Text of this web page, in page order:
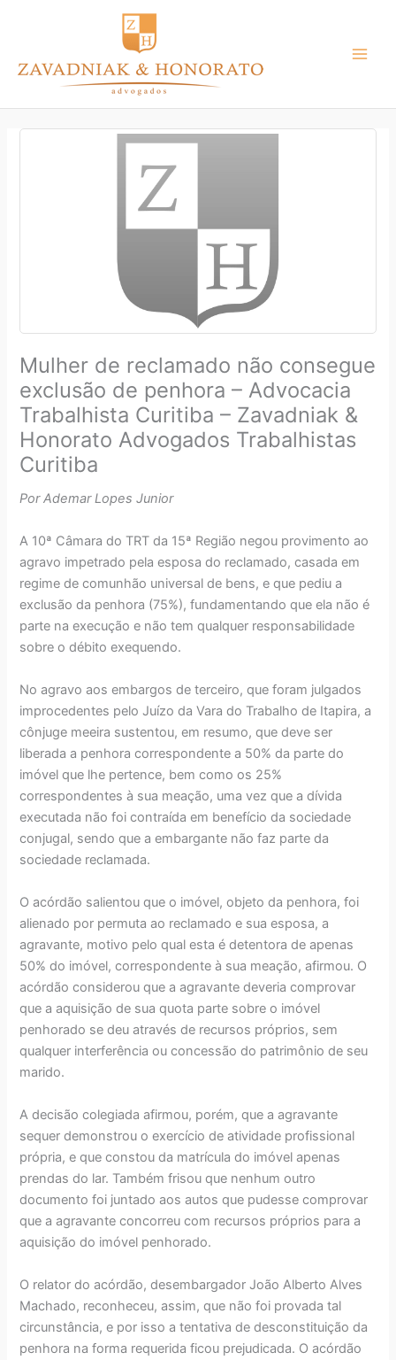
conteúdo
Mulher de reclamado não consegue
exclusão de penhora – Advocacia
Trabalhista Curitiba – Zavadniak &
Honorato Advogados Trabalhistas
Curitiba
Por Ademar Lopes Junior
A 10ª Câmara do TRT da 15ª Região negou provimento ao
agravo impetrado pela esposa do reclamado, casada em
regime de comunhão universal de bens, e que pediu a
exclusão da penhora (75%), fundamentando que ela não é
parte na execução e não tem qualquer responsabilidade
sobre o débito exequendo.
No agravo aos embargos de terceiro, que foram julgados
improcedentes pelo Juízo da Vara do Trabalho de Itapira, a
cônjuge meeira sustentou, em resumo, que deve ser
liberada a penhora correspondente a 50% da parte do
imóvel que lhe pertence, bem como os 25%
correspondentes à sua meação, uma vez que a dívida
executada não foi contraída em benefício da sociedade
conjugal, sendo que a embargante não faz parte da
sociedade reclamada.
O acórdão salientou que o imóvel, objeto da penhora, foi
alienado por permuta ao reclamado e sua esposa, a
agravante, motivo pelo qual esta é detentora de apenas
50% do imóvel, correspondente à sua meação, afirmou. O
acórdão considerou que a agravante deveria comprovar
que a aquisição de sua quota parte sobre o imóvel
penhorado se deu através de recursos próprios, sem
qualquer interferência ou concessão do patrimônio de seu
marido.
A decisão colegiada afirmou, porém, que a agravante
sequer demonstrou o exercício de atividade profissional
própria, e que constou da matrícula do imóvel apenas
prendas do lar. Também frisou que nenhum outro
documento foi juntado aos autos que pudesse comprovar
que a agravante concorreu com recursos próprios para a
aquisição do imóvel penhorado.
O relator do acórdão, desembargador João Alberto Alves
Machado, reconheceu, assim, que não foi provada tal
circunstância, e por isso a tentativa de desconstituição da
penhora na forma requerida ficou prejudicada. O acórdão